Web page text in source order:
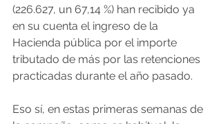
(226.627, un 67,14 %) han recibido ya
en su cuenta el ingreso de la
Hacienda pública por el importe
tributado de más por las retenciones
practicadas durante el año pasado.
Eso sí, en estas primeras semanas de